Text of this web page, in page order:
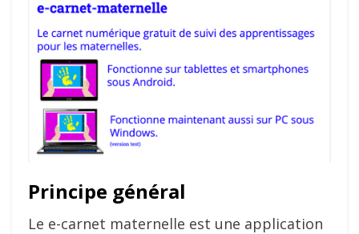
Principe général
Le e-carnet maternelle est une application